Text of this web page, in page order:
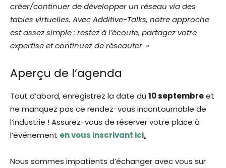
créer/continuer de développer un réseau via des
tables virtuelles. Avec Additive-Talks, notre approche
est assez simple : restez à l’écoute, partagez votre
expertise et continuez de réseauter. »
Aperçu de l’agenda
Tout d’abord, enregistrez la date du 10 septembreet
ne manquez pas ce rendez-vous incontournable de
l’industrie ! Assurez-vous de réserver votre place à
l’événement en vous inscrivant ici.
Nous sommes impatients d’échanger avec vous sur